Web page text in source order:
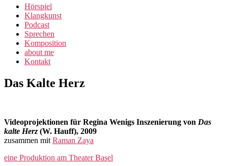
Hörspiel
Klangkunst
Podcast
Sprechen
Komposition
about me
Kontakt
Categories
VIDEO
Das Kalte Herz
By
lorenzo
11/10/2012
Videoprojektionen für Regina Wenigs Inszenierung von Das
kalte Herz (W. Hauff), 2009
zusammen mit Raman Zaya
eine Produktion am Theater Basel